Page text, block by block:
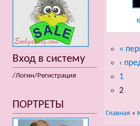
«
‹
1
2
Главная »
Вход в систему
/Логин/Регистрация
ПОРТРЕТЫ